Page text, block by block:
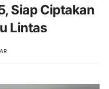
Siap Ciptakan
Lintas